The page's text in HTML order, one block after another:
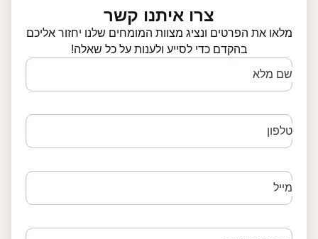
צרו איתנו קשר
מלאו את הפרטים ונציג מצוות המומחים שלנו יחזור אליכם
בהקדם כדי לסייע ולענות על כל שאלה!
שם מלא
טלפון
מייל